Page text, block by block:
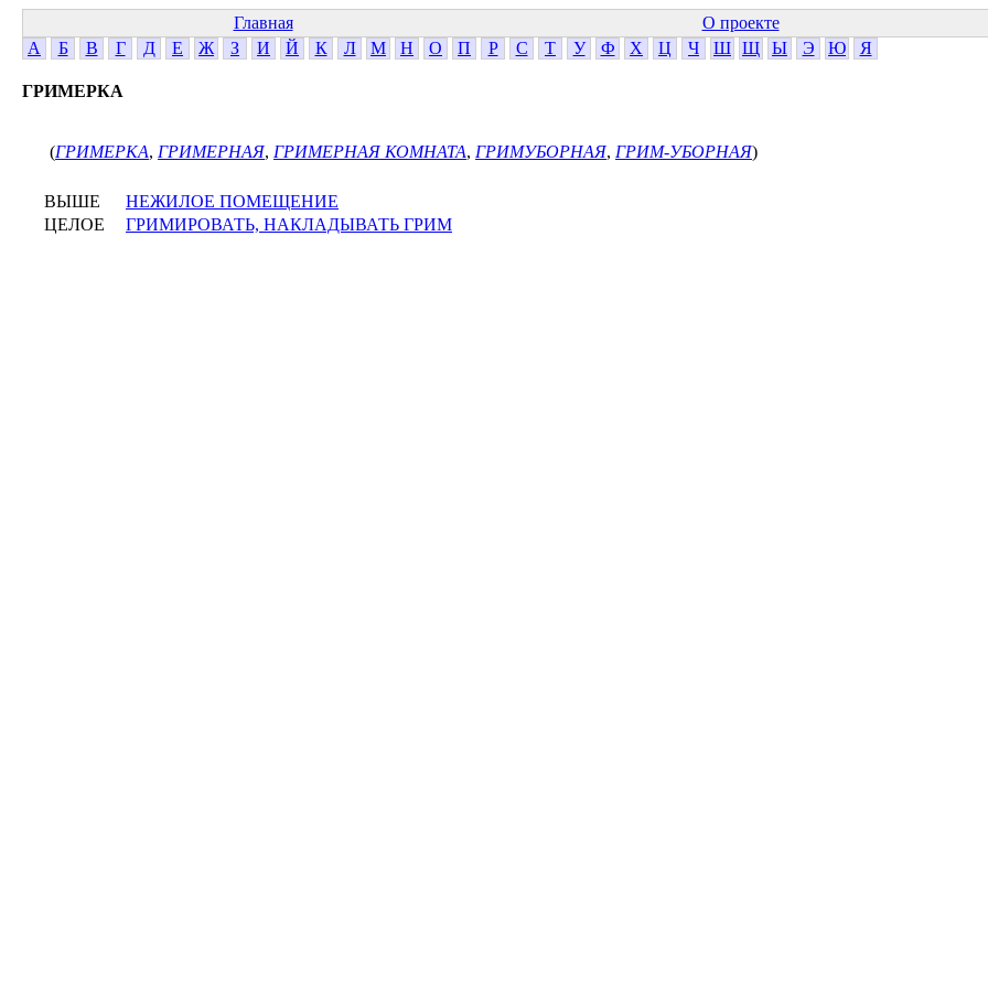
Главная О проекте
А
Б В Г Д Е Ж З И Й К Л М Н О П Р С Т У Ф Х Ц Ч Ш Щ Ы Э Ю Я
ГРИМЕРКА
(ГРИМЕРКА, ГРИМЕРНАЯ, ГРИМЕРНАЯ КОМНАТА, ГРИМУБОРНАЯ, ГРИМ-УБОРНАЯ)
ВЫШЕ
НЕЖИЛОЕ ПОМЕЩЕНИЕ
ЦЕЛОЕ
ГРИМИРОВАТЬ, НАКЛАДЫВАТЬ ГРИМ